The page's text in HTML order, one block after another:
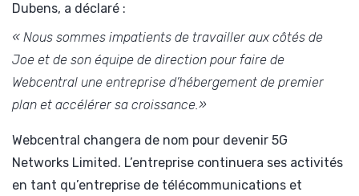
Dubens, a déclaré :
« Nous sommes impatients de travailler aux côtés de
Joe et de son équipe de direction pour faire de
Webcentral une entreprise d’hébergement de premier
plan et accélérer sa croissance.»
Webcentral changera de nom pour devenir 5G
Networks Limited. L’entreprise continuera ses activités
en tant qu’entreprise de télécommunications et